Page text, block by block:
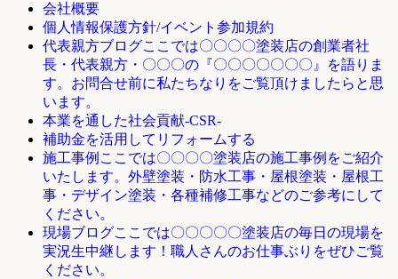
会社概要
個人情報保護方針/イベント参加規約
代表親方ブログここでは〇〇〇〇塗装店の創業者社
長・代表親方・〇〇〇の『〇〇〇〇〇〇〇』を語りま
す。お問合せ前に私たちなりをご覧頂けましたらと思
います。
本業を通した社会貢献-CSR-
補助金を活用してリフォームする
施工事例 ここでは〇〇〇〇塗装店の施工事例をご紹介
いたします。外壁塗装・防水工事・屋根塗装・屋根工
事・デザイン塗装・各種補修工事などのご参考にして
ください。
現場ブログここでは〇〇〇〇〇塗装店の毎日の現場を
実況生中継します！職人さんのお仕事ぶりをぜひご覧
ください。